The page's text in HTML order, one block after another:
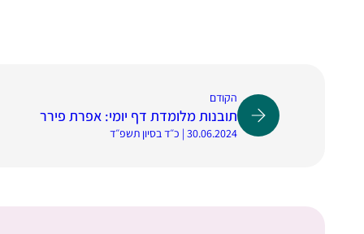
הקודם
תובנות מלומדת דף יומי: אפרת פירר
30.06.2024 | כ״ד בסיון תשפ״ד